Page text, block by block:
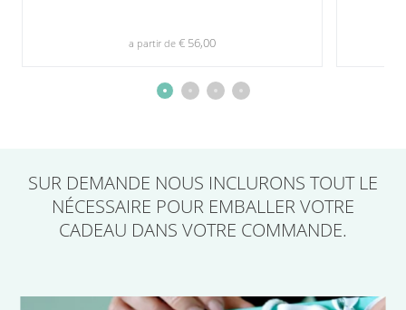
a partir de € 56,00
SUR DEMANDE NOUS INCLURONS TOUT LE
NÉCESSAIRE POUR EMBALLER VOTRE
CADEAU DANS VOTRE COMMANDE.